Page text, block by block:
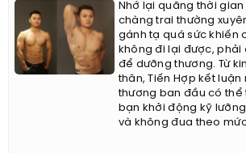
Nhớ lại quãng thời
chàng trai thường
gánh tạ quá sức khiến
không đi lại được, phải
để dưỡng thương. Từ
thân, Tiến Hợp kết luận
thương ban đầu có thể
bạn khởi động kỹ
và không đua theo